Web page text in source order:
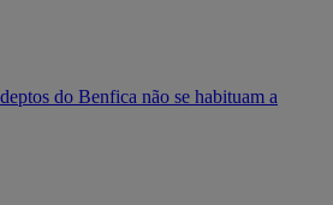
do Benfica não se habituam a